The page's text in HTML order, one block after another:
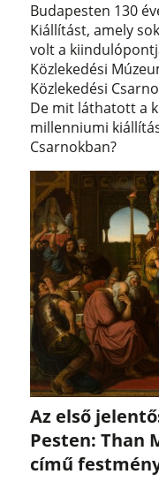
Budapesten 130
Kiállítást, amely
volt a
Közlekedési
Közlekedési
De mit láthatott a
millenniumi
Csarnokban?
Az első
Pesten: Than
című